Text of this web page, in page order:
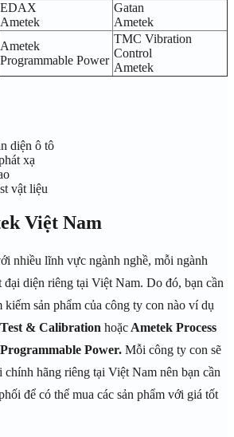
EDAX
Ametek
Gatan
Ametek
Ametek
Programmable Power
TMC Vibration
Control
Ametek
diện ô tô
xạ
vật liệu
Việt Nam
nhiều lĩnh vực ngành nghề, mỗi ngành
đại diện riêng tại Việt Nam. Do đó, bạn cần
sản phẩm của công ty con nào ví dụ
& Calibration hoặc Ametek Process
Power. Mỗi công ty con sẽ
hãng riêng tại Việt Nam nên bạn cần
để có thể mua các sản phẩm với giá tốt